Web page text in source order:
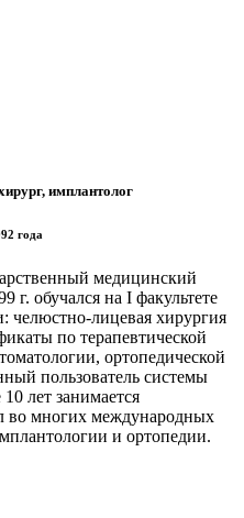
имплантолог
года
медицинский
г. обучался на I факультете
лицевая хирургия
по терапевтической
ортопедической
пользователь системы
лет занимается
во многих международных
и ортопедии.